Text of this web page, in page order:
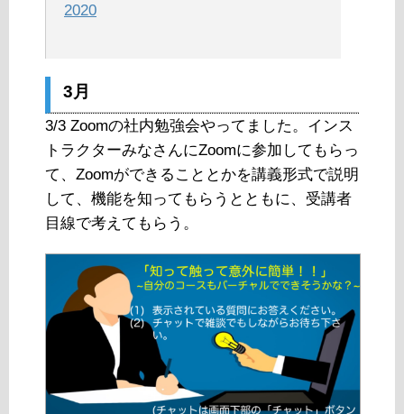
2020
3月
3/3 Zoomの社内勉強会やってました。インス
トラクターみなさんにZoomに参加してもらっ
て、Zoomができることとかを講義形式で説明
して、機能を知ってもらうとともに、受講者
目線で考えてもらう。